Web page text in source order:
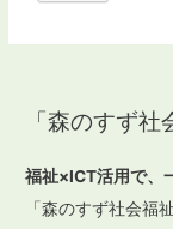
「森のすず社
福祉×ICT活用で、
「森のすず社会福